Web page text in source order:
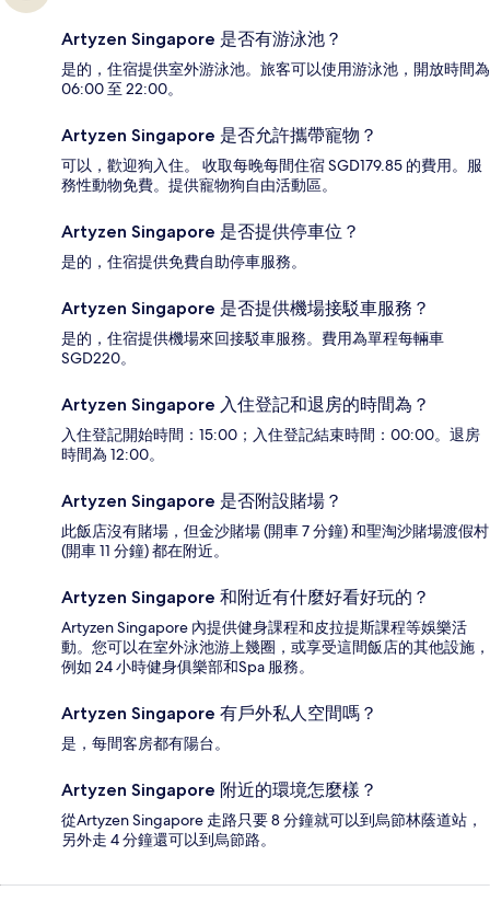
Artyzen Singapore 是否有游泳池？
是的，住宿提供室外游泳池。旅客可以使用游泳池，開放時間為
06:00 至 22:00。
Artyzen Singapore 是否允許攜帶寵物？
可以，歡迎狗入住。 收取每晚每間住宿 SGD179.85 的費用。服
務性動物免費。提供寵物狗自由活動區。
Artyzen Singapore 是否提供停車位？
是的，住宿提供免費自助停車服務。
Artyzen Singapore 是否提供機場接駁車服務？
是的，住宿提供機場來回接駁車服務。費用為單程每輛車
SGD220。
Artyzen Singapore 入住登記和退房的時間為？
入住登記開始時間：15:00；入住登記結束時間：00:00。退房
時間為 12:00。
Artyzen Singapore 是否附設賭場？
此飯店沒有賭場，但金沙賭場 (開車 7 分鐘) 和聖淘沙賭場渡假村
(開車 11 分鐘) 都在附近。
Artyzen Singapore 和附近有什麼好看好玩的？
Artyzen Singapore 內提供健身課程和皮拉提斯課程等娛樂活
動。您可以在室外泳池游上幾圈，或享受這間飯店的其他設施，
例如 24 小時健身俱樂部和Spa 服務。
Artyzen Singapore 有戶外私人空間嗎？
是，每間客房都有陽台。
Artyzen Singapore 附近的環境怎麼樣？
從Artyzen Singapore 走路只要 8 分鐘就可以到烏節林蔭道站，
另外走 4 分鐘還可以到烏節路。